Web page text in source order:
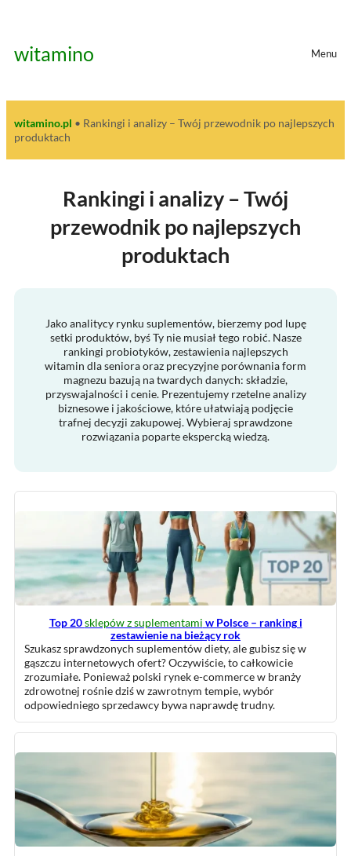
treści
witamino Menu
witamino.pl • Rankingi i analizy – Twój przewodnik po najlepszych
produktach
Rankingi i analizy – Twój
przewodnik po najlepszych
produktach
Jako analitycy rynku suplementów, bierzemy pod lupę
setki produktów, byś Ty nie musiał tego robić. Nasze
rankingi probiotyków, zestawienia najlepszych
witamin dla seniora oraz precyzyjne porównania form
magnezu bazują na twardych danych: składzie,
przyswajalności i cenie. Prezentujemy rzetelne analizy
biznesowe i jakościowe, które ułatwiają podjęcie
trafnej decyzji zakupowej. Wybieraj sprawdzone
rozwiązania poparte ekspercką wiedzą.
Top 20sklepów z suplementami w Polsce – ranking i
zestawienie na bieżący rok
Szukasz sprawdzonych suplementów diety, ale gubisz się w
gąszczu internetowych ofert? Oczywiście, to całkowicie
zrozumiałe. Ponieważ polski rynek e-commerce w branży
zdrowotnej rośnie dziś w zawrotnym tempie, wybór
odpowiedniego sprzedawcy bywa naprawdę trudny.